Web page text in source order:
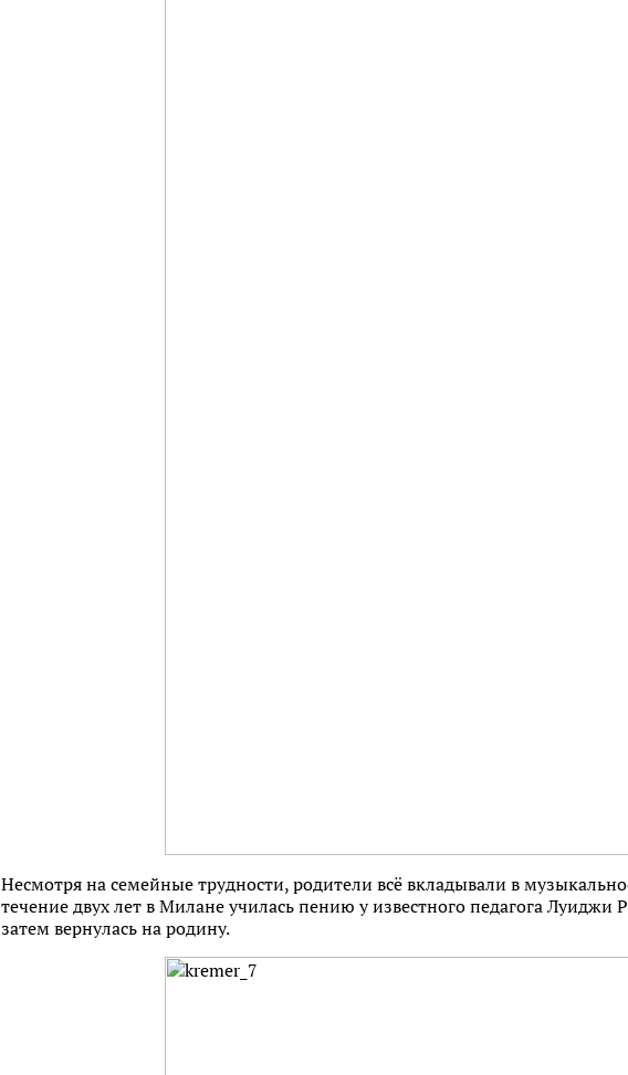
Несмотря на семейные трудности, родители всё вкладывали в
течение двух лет в Милане училась пению у известного педагога Луиджи
затем вернулась на родину.